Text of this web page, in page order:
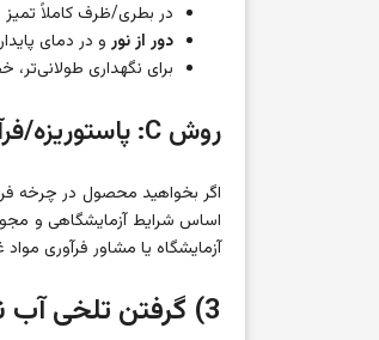
در بطری/ظرف کاملاً
دور از نور و در دمای
برای نگهداری
روش C: پاستوریزه/فرآوری (اگر مجوز و امکانات دارید)
اگر بخواهید محصول در چرخه
اساس شرایط آزمایشگاهی و
آزمایشگاه یا مشاور فرآوری
3) گرفتن تلخی آب نارنج (چرا تلخ می‌شود؟)